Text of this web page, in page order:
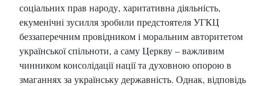
соціальних прав народу, харитативна діяльність,
екуменічні зусилля зробили предстоятеля УГКЦ
беззаперечним провідником і моральним авторитетом
української спільноти, а саму Церкву – важливим
чинником консолідації нації та духовною опорою в
змаганнях за українську державність. Однак, відповідь